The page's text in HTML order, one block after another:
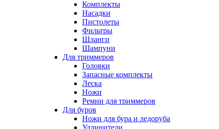
Комплекты
Насадки
Пистолеты
Фильтры
Шланги
Шампуни
Для триммеров
Головки
Запасные комплекты
Леска
Ножи
Ремни для триммеров
Для буров
Ножи для бура и ледоруба
Удлинители